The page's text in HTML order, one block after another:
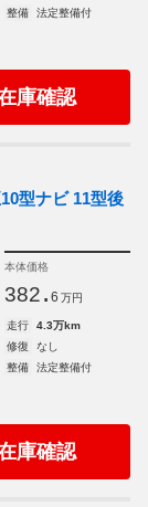
整備
法定整備付
庫確認
型ナビ 11型後
本体価格
382. 6 万円
走行
4.3万km
修復
なし
整備
法定整備付
庫確認